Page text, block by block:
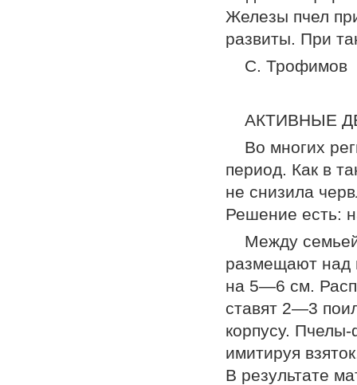
Железы пчел
развиты. При
С. Трофимов
АКТИВНЫЕ
Во многих
период. Как в
не снизила
Решение есть:
Между
размещают над
на 5—6 см.
ставят 2—3
корпусу.
имитируя
В результате